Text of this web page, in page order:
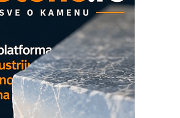
podižu proizvodnju
različitih oblika